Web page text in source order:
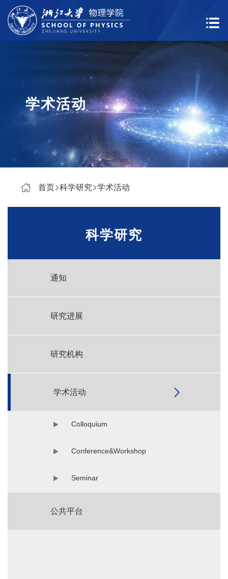
学术活动
首页 科学研究 学术活动
科学研究
通知
研究进展
研究机构
学术活动
Colloquium
Conference&Workshop
Seminar
公共平台